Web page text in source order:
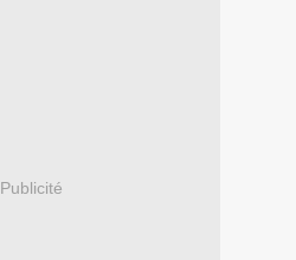
Publicité